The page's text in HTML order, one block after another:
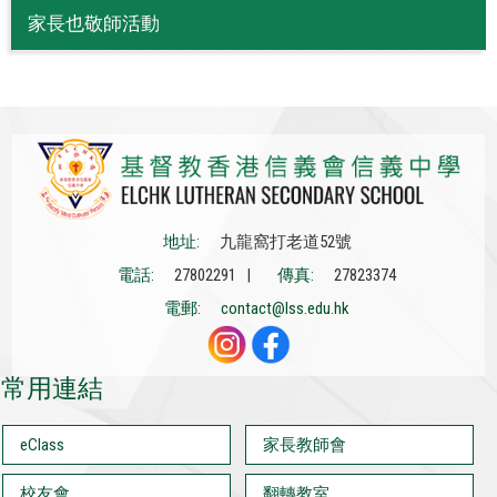
家長也敬師活動
地址:
九龍窩打老道52號
電話:
27802291 | 傳真:
27823374
電郵:
contact@lss.edu.hk
常用連結
eClass 家長教師會